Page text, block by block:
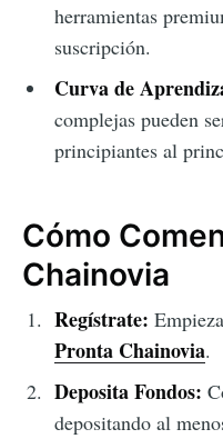
herramientas
suscripción.
Curva de
complejas pueden
principiantes al
Cómo
Chainovia
Regístrate:
Pronta Chainovia.
Deposita Fondos:
depositando al